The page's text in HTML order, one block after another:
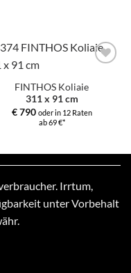
Auswahl
hinzufügen
FINTHOS Koliaie
311 x 91 cm
€790 oder in 12 Raten
ab 69 €*
Irrtum,
unter Vorbehalt